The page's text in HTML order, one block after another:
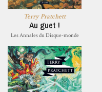
Terry Pratchett
Au guet !
Les Annales du Disque-monde